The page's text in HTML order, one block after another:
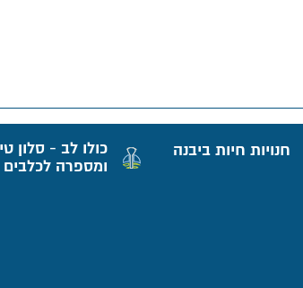
חנויות חיות ביבנה
כולו לב - סלון
ומספרה לכלבים